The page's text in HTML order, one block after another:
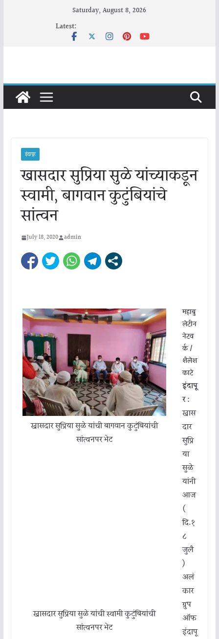
Saturday, August 8, 2026
Latest:
इंदापूर
खासदार सुप्रिया सुळे यांच्याकडून
स्वामी, बागवान कुटुंबियांचे
सांत्वन
July 18, 2020 admin
खासदार सुप्रिया सुळे यांची बागवान कुटुंबियांची
सांत्वनपर भेट
खासदार सुप्रिया सुळे यांची स्वामी कुटुंबियांची
सांत्वनपर भेट
महाबु
लेटीन
नेटव
र्क /
शैलेश
काटे
इंदापू
र :
खास
दार
सुप्रि
या
सुळे
यांनी
आज
(
दि.१
८
जुलै
)
अलं
कार
ग्रुप
ऑफ
इंदापू